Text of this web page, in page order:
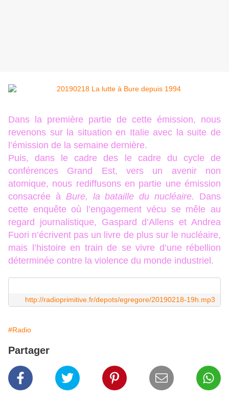
Dans la première partie de cette émission, nous
revenons sur la situation en Italie avec la suite de
l’émission de la semaine dernière.
Puis, dans le cadre des le cadre du cycle de
conférences Grand Est, vers un avenir non
atomique, nous rediffusons en partie une émission
consacrée à Bure, la bataille du nucléaire.
Dans
cette enquête où l’engagement vécu se mêle au
regard journalistique, Gaspard d’Allens et Andrea
Fuori n’écrivent pas un livre de plus sur le nucléaire,
mais l’histoire en train de se vivre d’une rébellion
déterminée contre la violence du monde industriel.
http://radioprimitive.fr/depots/egregore/20190218-19h.mp3
#Radio
Partager